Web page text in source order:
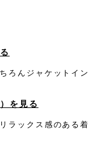
ろんジャケットイン
を見る
ラックス感のある着